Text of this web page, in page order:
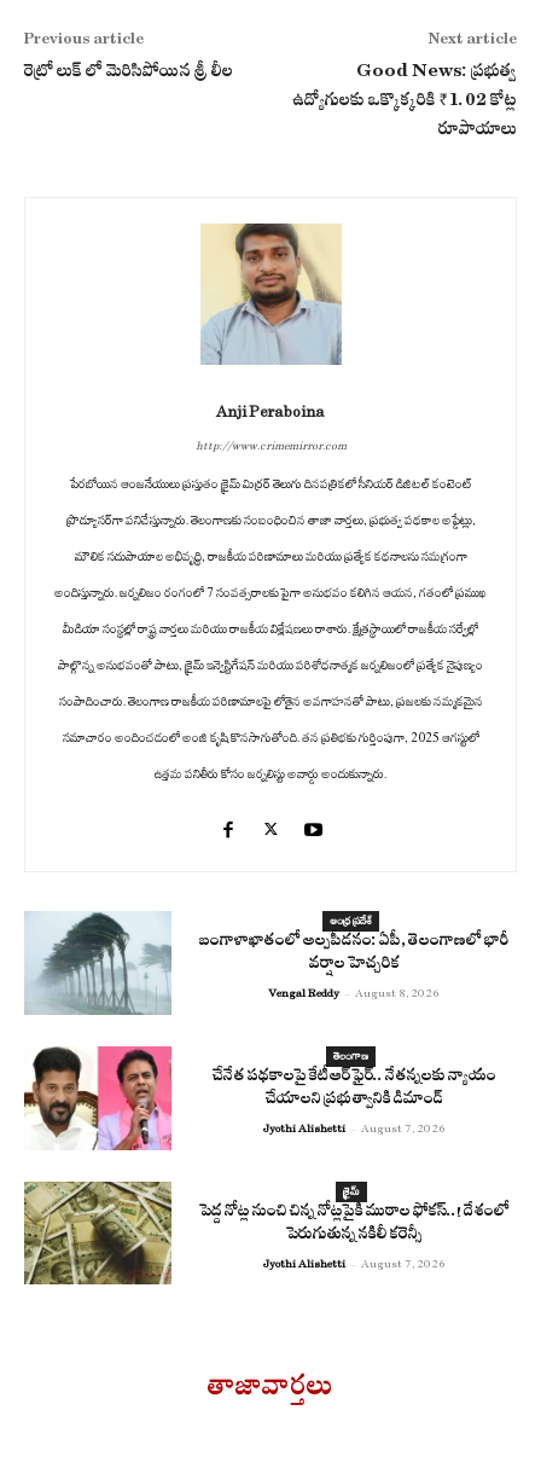
Previous article
రెట్రో లుక్ లో మెరిసిపోయిన శ్రీ లీల
Next article
Good News: ప్రభుత్వ
ఉద్యోగులకు ఒక్కొక్కరికి ₹1.02 కోట్ల
రూపాయాలు
Anji Peraboina
http://www.crimemirror.com
పేరబోయిన ఆంజనేయులు ప్రస్తుతం క్రైమ్ మిర్రర్ తెలుగు దినపత్రికలో సీనియర్ డిజిటల్ కంటెంట్
ప్రొడ్యూసర్‌గా పనిచేస్తున్నారు. తెలంగాణకు సంబంధించిన తాజా వార్తలు, ప్రభుత్వ పథకాల అప్డేట్లు,
మౌలిక సదుపాయాల అభివృద్ధి, రాజకీయ పరిణామాలు మరియు ప్రత్యేక కథనాలను సమగ్రంగా
అందిస్తున్నారు. జర్నలిజం రంగంలో 7 సంవత్సరాలకు పైగా అనుభవం కలిగిన ఆయన, గతంలో ప్రముఖ
మీడియా సంస్థల్లో రాష్ట్ర వార్తలు మరియు రాజకీయ విశ్లేషణలు రాశారు. క్షేత్రస్థాయిలో రాజకీయ సర్వేల్లో
పాల్గొన్న అనుభవంతో పాటు, క్రైమ్ ఇన్వెస్టిగేషన్ మరియు పరిశోధనాత్మక జర్నలిజంలో ప్రత్యేక నైపుణ్యం
సంపాదించారు. తెలంగాణ రాజకీయ పరిణామాలపై లోతైన అవగాహనతో పాటు, ప్రజలకు నమ్మకమైన
సమాచారం అందించడంలో అంజి కృషి కొనసాగుతోంది. తన ప్రతిభకు గుర్తింపుగా, 2025 ఆగస్టులో
ఉత్తమ పనితీరు కోసం జర్నలిస్టు అవార్డు అందుకున్నారు.
ఆంధ్ర ప్రదేశ్
బంగాళాఖాతంలో అల్పపీడనం: ఏపీ, తెలంగాణలో భారీ
వర్షాల హెచ్చరిక
Vengal Reddy - August 8, 2026
తెలంగాణ
చేనేత పథకాలపై కేటీఆర్ ఫైర్.. నేతన్నలకు న్యాయం
చేయాలని ప్రభుత్వానికి డిమాండ్
Jyothi Alishetti - August 7, 2026
క్రైమ్
పెద్ద నోట్ల నుంచి చిన్న నోట్లపైకి ముఠాల ఫోకస్..! దేశంలో
పెరుగుతున్న నకిలీ కరెన్సీ
Jyothi Alishetti - August 7, 2026
తాజావార్తలు